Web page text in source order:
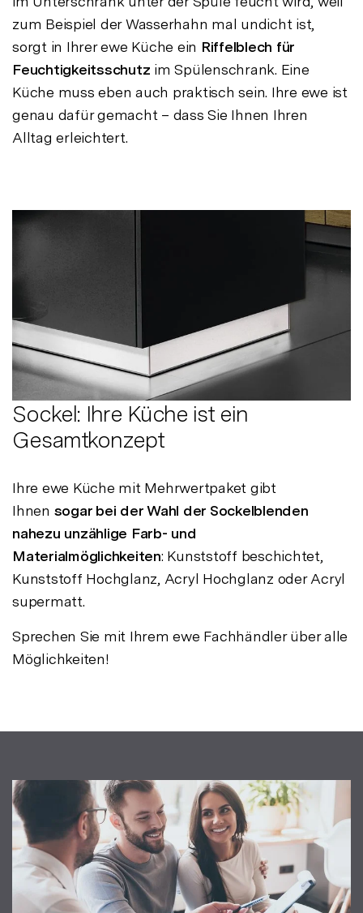
zum Beispiel der Wasserhahn mal undicht ist,
sorgt in Ihrer ewe Küche ein Riffelblech für
Feuchtigkeitsschutz im Spülenschrank. Eine
Küche muss eben auch praktisch sein. Ihre ewe ist
genau dafür gemacht – dass Sie Ihnen Ihren
Alltag erleichtert.
Sockel: Ihre Küche ist ein
Gesamtkonzept
Ihre ewe Küche mit Mehrwertpaket gibt
Ihnen sogar bei der Wahl der Sockelblenden
nahezu unzählige Farb- und
Materialmöglichkeiten: Kunststoff beschichtet,
Kunststoff Hochglanz, Acryl Hochglanz oder Acryl
supermatt.
Sprechen Sie mit Ihrem ewe Fachhändler über alle
Möglichkeiten!